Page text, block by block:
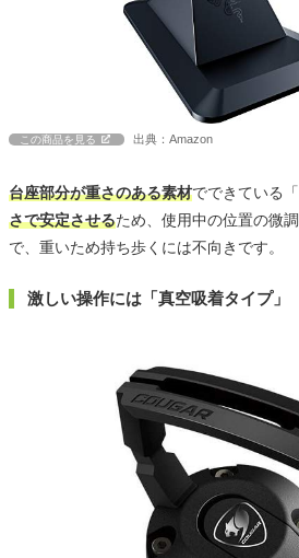
この商品を見る 出典：Amazon
台座部分が重さのある素材でできている
さで安定させるため、使用中の位置の微
で、重いため持ち歩くには不向きです。
激しい操作には「真空吸着タイプ」